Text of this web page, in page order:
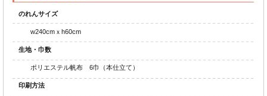
のれんサイズ
w240cmｘh60cm
生地・巾数
ポリエステル帆布 6巾（本仕立て）
印刷方法